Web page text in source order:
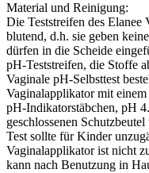
Material und Reinigung:
Die Teststreifen des Elanee
blutend, d.h. sie geben
dürfen in die Scheide
pH-Teststreifen, die Stoffe
Vaginale pH-Selbsttest
Vaginalapplikator mit
pH-Indikatorstäbchen, pH
geschlossenen
Test sollte für Kinder
Vaginalapplikator ist nicht
kann nach Benutzung in